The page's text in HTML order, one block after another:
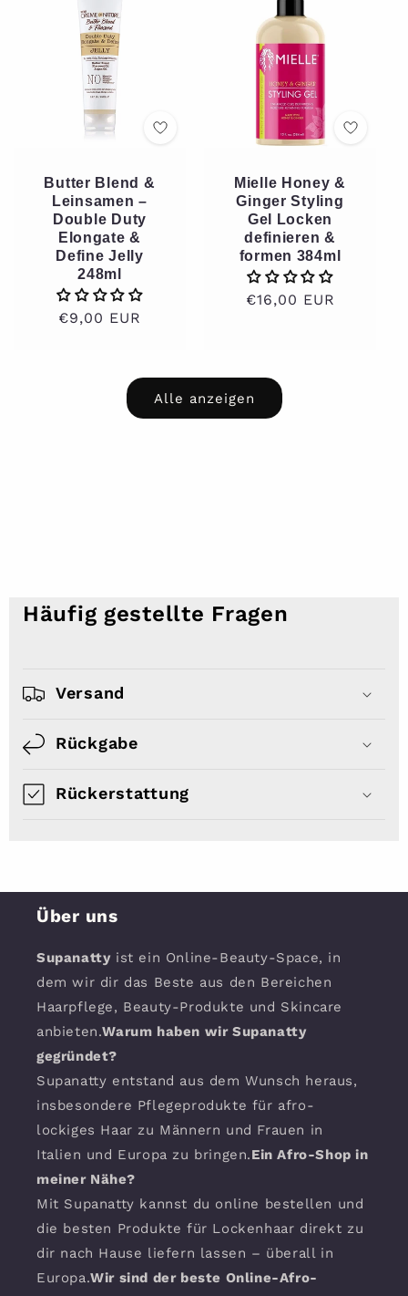
Butter Blend &
Leinsamen –
Double Duty
Elongate &
Define Jelly
248ml
Normaler
€9,00 EUR
Mielle Honey &
Ginger Styling
Gel Locken
definieren &
formen 384ml
Normaler
€16,00 EUR
Alle anzeigen
Häufig gestellte Fragen
Versand
Rückgabe
Rückerstattung
Über uns
Supanattyist ein Online-Beauty-Space, in
dem wir dir das Beste aus den Bereichen
Haarpflege, Beauty-Produkte und Skincare
anbieten.Warum haben wir Supanatty
gegründet?
Supanatty entstand aus dem Wunsch heraus,
insbesondere Pflegeprodukte für afro-
lockiges Haar zu Männern und Frauen in
Italien und Europa zu bringen.Ein Afro-Shop in
meiner Nähe?
Mit Supanatty kannst du online bestellen und
die besten Produkte für Lockenhaar direkt zu
dir nach Hause liefern lassen – überall in
Europa.Wir sind der beste Online-Afro-